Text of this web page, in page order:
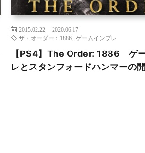
2015.02.22
2020.06.17
ザ・オーダー：1886 ,ゲームインプレ
【PS4】The Order: 1886 ゲ
レとスタンフォードハンマーの